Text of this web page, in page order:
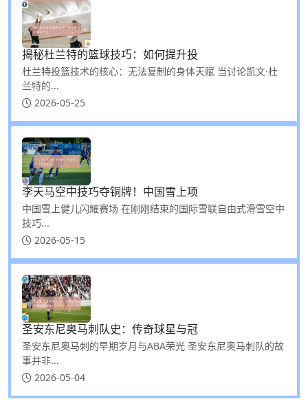
揭秘杜兰特的篮球技巧：如何提升投
杜兰特投篮技术的核心：无法复制的身体天赋 当讨论凯文·杜
兰特的...
2026-05-25
李天马空中技巧夺铜牌！中国雪上项
中国雪上健儿闪耀赛场 在刚刚结束的国际雪联自由式滑雪空中
技巧...
2026-05-15
圣安东尼奥马刺队史：传奇球星与冠
圣安东尼奥马刺的早期岁月与ABA荣光 圣安东尼奥马刺队的故
事并非...
2026-05-04